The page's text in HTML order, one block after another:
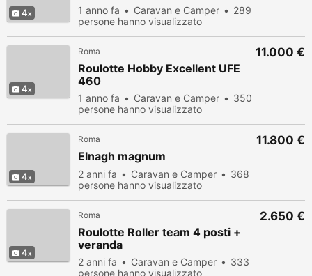
4 1 anno fa Caravan e Camper
289
persone hanno visualizzato
4
Roma
Roulotte Hobby Excellent UFE
460
1 anno fa Caravan e Camper
350
persone hanno visualizzato
11.000 €
4
Roma
Elnagh magnum
2 anni fa Caravan e Camper
368
persone hanno visualizzato
11.800 €
4
Roma
Roulotte Roller team 4 posti +
veranda
2 anni fa Caravan e Camper
333
persone hanno visualizzato
2.650 €